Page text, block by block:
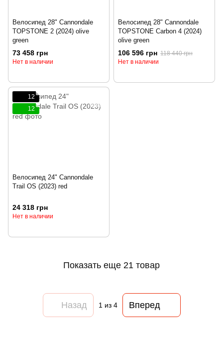
Велосипед 28" Cannondale
TOPSTONE 2 (2024) olive
green
73 458 грн
Нет в наличии
Велосипед 28" Cannondale
TOPSTONE Carbon 4 (2024)
olive green
106 596 грн 118 440 грн
Нет в наличии
12
12
Велосипед 24" Cannondale
Trail OS (2023) red
24 318 грн
Нет в наличии
Показать еще 21 товар
Назад 1из 4 Вперед